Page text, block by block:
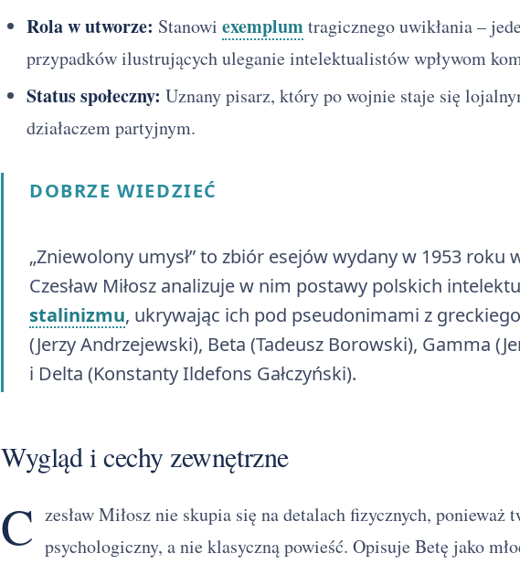
Rola w utworze: Stanowi exemplumtragicznego uwikłania –
przypadków ilustrujących uleganie intelektualistów wpływom
Status społeczny: Uznany pisarz, który po wojnie staje się
działaczem partyjnym.
DOBRZE WIEDZIEĆ
„Zniewolony umysł” to zbiór esejów wydany w 1953 roku
Czesław Miłosz analizuje w nim postawy polskich
stalinizmu, ukrywając ich pod pseudonimami z
(Jerzy Andrzejewski), Beta (Tadeusz Borowski), Gamma
i Delta (Konstanty Ildefons Gałczyński).
Wygląd i cechy zewnętrzne
C zesław Miłosz nie skupia się na detalach fizycznych, ponieważ
psychologiczny, a nie klasyczną powieść. Opisuje Betę jako